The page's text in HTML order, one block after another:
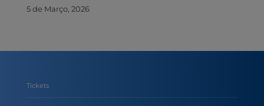
5 de Março, 2026
Tickets